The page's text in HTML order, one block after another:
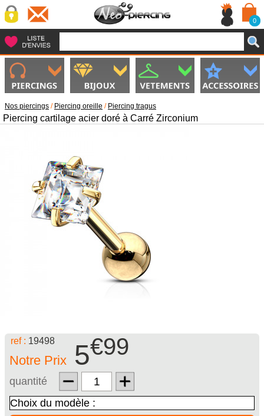
0
Nos piercings / Piercing oreille / Piercing tragus
Piercing cartilage acier doré à Carré Zirconium
ref : 19498
Notre Prix 5€99
quantité